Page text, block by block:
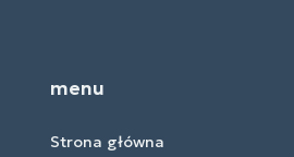
menu
Strona główna